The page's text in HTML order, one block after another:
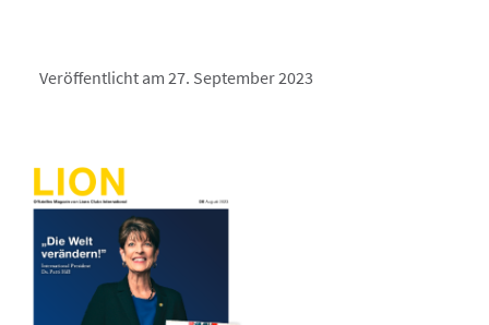
Veröffentlicht am 27. September 2023